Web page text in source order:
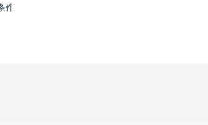
件